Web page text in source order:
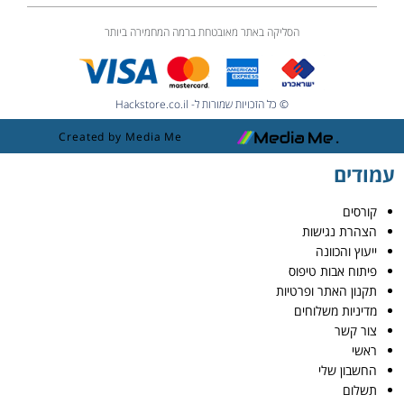
הסליקה באתר מאובטחת ברמה המחמירה ביותר
© כל הזכויות שמורות ל- Hackstore.co.il
Created by Media Me
עמודים
קורסים
הצהרת נגישות
ייעוץ והכוונה
פיתוח אבות טיפוס
תקנון האתר ופרטיות
מדיניות משלוחים
צור קשר
ראשי
החשבון שלי
תשלום